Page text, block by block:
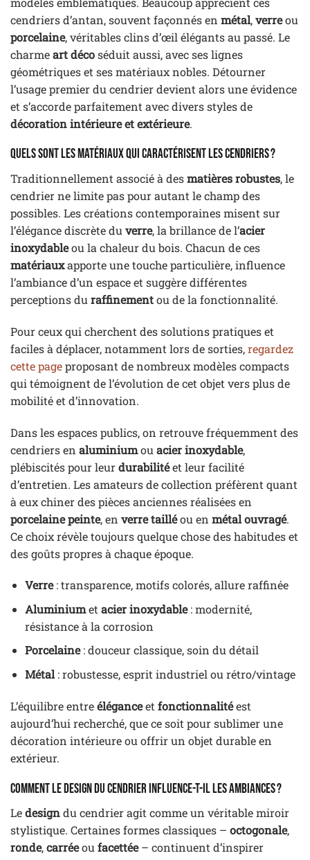
cendriers d’antan, souvent façonnés en métal,verreou
porcelaine, véritables clins d’œil élégants au passé. Le
charmeart décoséduit aussi, avec ses lignes
géométriques et ses matériaux nobles. Détourner
l’usage premier du cendrier devient alors une évidence
et s’accorde parfaitement avec divers styles de
décoration intérieure et extérieure.
Quels sont les matériaux qui caractérisent les cendriers ?
Traditionnellement associé à desmatières robustes, le
cendrier ne limite pas pour autant le champ des
possibles. Les créations contemporaines misent sur
l’élégance discrète du verre, la brillance de l’acier
inoxydableou la chaleur du bois. Chacun de ces
matériauxapporte une touche particulière, influence
l’ambiance d’un espace et suggère différentes
perceptions du raffinementou de la fonctionnalité.
Pour ceux qui cherchent des solutions pratiques et
faciles à déplacer, notamment lors de sorties,regardez
cette pageproposant de nombreux modèles compacts
qui témoignent de l’évolution de cet objet vers plus de
mobilité et d’innovation.
Dans les espaces publics, on retrouve fréquemment des
cendriers en aluminiumou acier inoxydable,
plébiscités pour leurdurabilitéet leur facilité
d’entretien. Les amateurs de collection préfèrent quant
à eux chiner des pièces anciennes réalisées en
porcelaine peinte, en verre tailléou en métal ouvragé.
Ce choix révèle toujours quelque chose des habitudes et
des goûts propres à chaque époque.
Verre: transparence, motifs colorés, allure raffinée
Aluminiumet acier inoxydable: modernité,
résistance à la corrosion
Porcelaine: douceur classique, soin du détail
Métal: robustesse, esprit industriel ou rétro/vintage
L’équilibre entreéléganceet fonctionnalitéest
aujourd’hui recherché, que ce soit pour sublimer une
décoration intérieure ou offrir un objet durable en
extérieur.
Comment le design du cendrier influence-t-il les ambiances ?
Ledesigndu cendrier agit comme un véritable miroir
stylistique. Certaines formes classiques – octogonale,
ronde,carréeoufacettée– continuent d’inspirer